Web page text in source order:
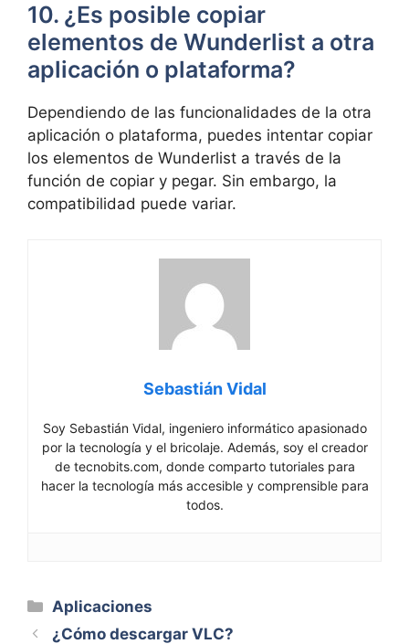
10. ¿Es posible copiar
elementos de Wunderlist a otra
aplicación o plataforma?
Dependiendo de las funcionalidades de la otra
aplicación o plataforma, puedes intentar copiar
los elementos de Wunderlist a través de la
función de copiar y pegar. Sin embargo, la
compatibilidad puede variar.
Sebastián Vidal
Soy Sebastián Vidal, ingeniero informático apasionado
por la tecnología y el bricolaje. Además, soy el creador
de tecnobits.com, donde comparto tutoriales para
hacer la tecnología más accesible y comprensible para
todos.
Categorías
Aplicaciones
¿Cómo descargar VLC?